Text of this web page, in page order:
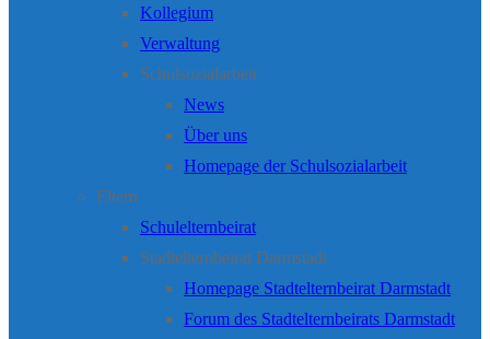
Kollegium
Verwaltung
Schulsozialarbeit
News
Über uns
Homepage der Schulsozialarbeit
Eltern
Schulelternbeirat
Stadtelternbeirat Darmstadt
Homepage Stadtelternbeirat Darmstadt
Forum des Stadtelternbeirats Darmstadt